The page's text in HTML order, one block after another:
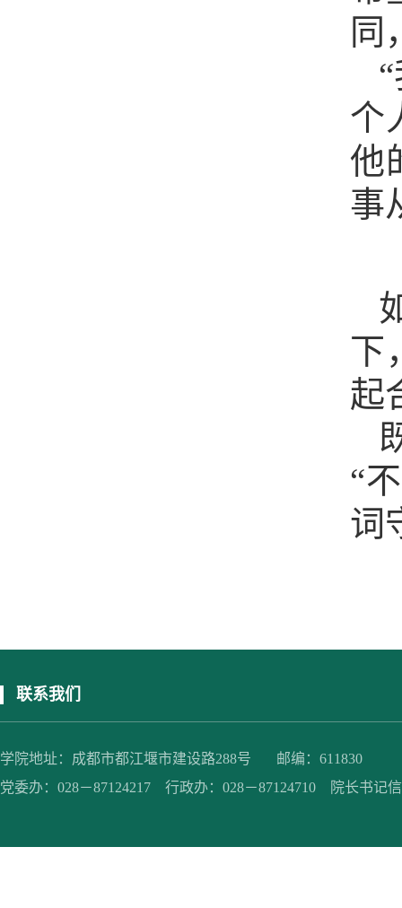
同
个
他
事
下
起
“
词
联系我们
学院地址：成都市都江堰市建设路288号 邮编：611830
党委办：028－87124217 行政办：028－87124710 院长书记信